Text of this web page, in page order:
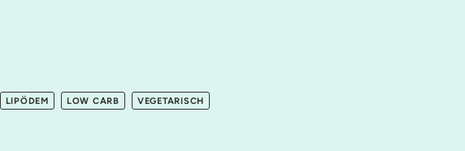
LIPÖDEM LOW CARB VEGETARISCH